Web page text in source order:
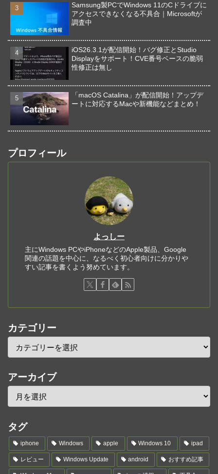
Samsung製PCでWindows 11のCドライブに
アクセスできなくなる不具合｜Microsoftが
調査中
iOS26.3.1が配信開始！バグ修正とStudio
Displayをサポート！CVE番号ベースの脆弱
性修正は無し
「macOS Catalina」が配信開始！アップデ
ートに対応するMacや新機能などまとめ！
プロフィール
よっしー
主にWindows PCやiPhoneなどのApple製品、Google
関連の話題を中心に、なるべく初心者向けに分かりや
すい記事を書くよう努めています。
カテゴリー
アーカイブ
タグ
iphone Windows apple Windows 10 ipad
レビュー Windows Update android おすすめ記事